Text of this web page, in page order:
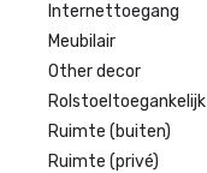
Internettoegang
Meubilair
Other decor
Rolstoeltoegankelijk
Ruimte (buiten)
Ruimte (privé)